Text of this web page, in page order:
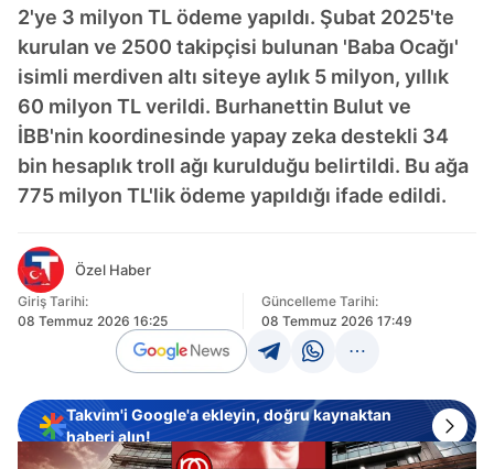
2'ye 3 milyon TL ödeme yapıldı. Şubat 2025'te
kurulan ve 2500 takipçisi bulunan 'Baba Ocağı'
isimli merdiven altı siteye aylık 5 milyon, yıllık
60 milyon TL verildi. Burhanettin Bulut ve
İBB'nin koordinesinde yapay zeka destekli 34
bin hesaplık troll ağı kurulduğu belirtildi. Bu ağa
775 milyon TL'lik ödeme yapıldığı ifade edildi.
Özel Haber
Giriş Tarihi:
08 Temmuz 2026 16:25
Güncelleme Tarihi:
08 Temmuz 2026 17:49
Takvim'i Google'a ekleyin, doğru kaynaktan
haberi alın!